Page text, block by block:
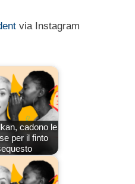
via Instagram
cadono le
per il finto